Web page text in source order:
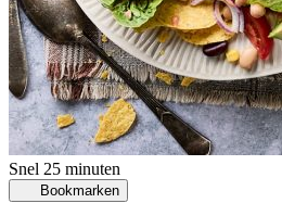
Snel 25 minuten
Bookmarken